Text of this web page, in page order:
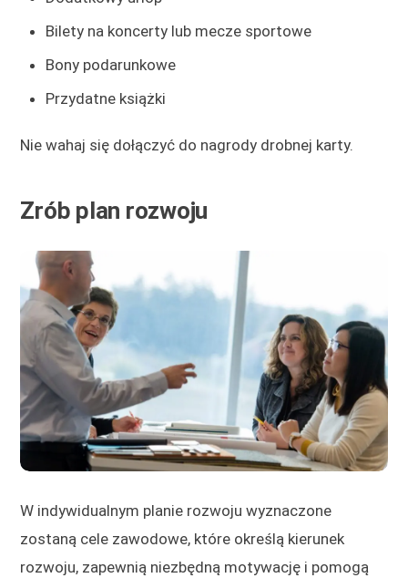
Bilety na koncerty lub mecze sportowe
Bony podarunkowe
Przydatne książki
Nie wahaj się dołączyć do nagrody drobnej karty.
Zrób plan rozwoju
W indywidualnym planie rozwoju wyznaczone
zostaną cele zawodowe, które określą kierunek
rozwoju, zapewnią niezbędną motywację i pomogą